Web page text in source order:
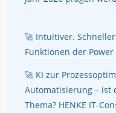
🚀 Intuitiver.
Funktionen der
🚀 KI zur
Automatisierung – ist
Thema? HENKE IT-